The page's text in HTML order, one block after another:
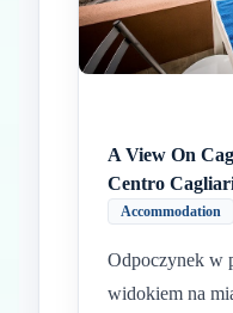
A View On
Centro
Accommodation
Odpoczynek w
widokiem na